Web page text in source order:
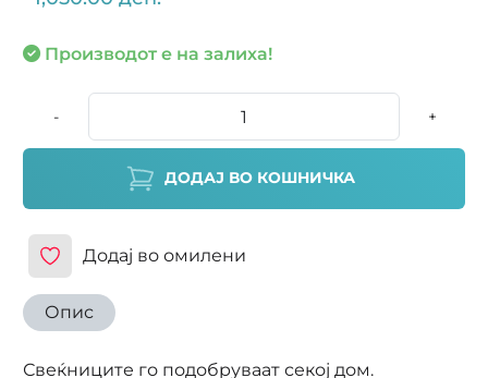
Производот е на залиха!
- +
ДОДАЈ ВО КОШНИЧКА
Додај во омилени
Опис
Свеќниците го подобруваат секој дом.